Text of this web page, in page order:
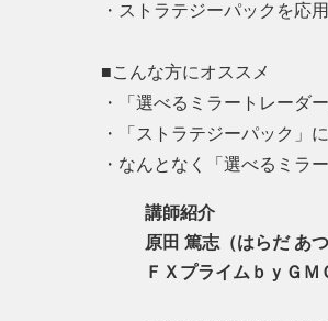
・ストラテジーパックを応
■こんな方にオススメ
・「選べるミラートレーダ
・「ストラテジーパック」
・なんとなく「選べるミラ
講師紹介
原田 篤志（はらだ あつ
ＦＸプライムｂｙＧ